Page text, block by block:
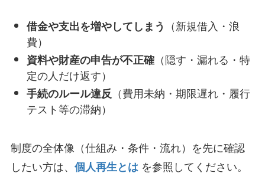
借金や支出を増やしてしまう （新規借入・浪
費）
資料や財産の申告が不正確（隠す・漏れる・特
定の人だけ返す）
手続のルール違反 （費用未納・期限遅れ・履行
テスト等の滞納）
制度の全体像（仕組み・条件・流れ）を先に確認
したい方は、 個人再生とはを参照してください。